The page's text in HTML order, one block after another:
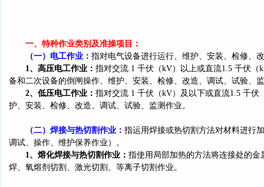
一、特种作业类别及准操项目：
（一）电工作业：指对电气设备进行运行、维护、安装、检修、
1、高压电工作业：指对交流 1 千伏（kV）以上或直流1.5 千伏
备和二次设备的倒闸操作、维护、安装、检修、改造、调试、试验、
2、低压电工作业：指对交流 1 千伏（kV）及以下或直流1.5 千
护、安装、检修、改造、调试、试验、监测作业。
（二）焊接与热切割作业：指运用焊接或热切割方法对材料进行
调试、操作、维护保养作业）。
1、熔化焊接与热切割作业：指使用局部加热的方法将连接处的
焊、氧熔剂切割、激光切割、等离子切割作业。